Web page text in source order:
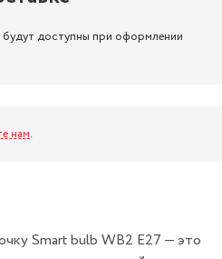
доступны при оформлении
нам.
Smart bulb WB2 E27 — это